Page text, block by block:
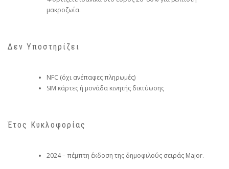
μακροζωία.
Δεν Υποστηρίζει
NFC (όχι ανέπαφες πληρωμές)
SIM κάρτες ή μονάδα κινητής δικτύωσης
Έτος Κυκλοφορίας
2024 – πέμπτη έκδοση της δημοφιλούς σειράς Major.